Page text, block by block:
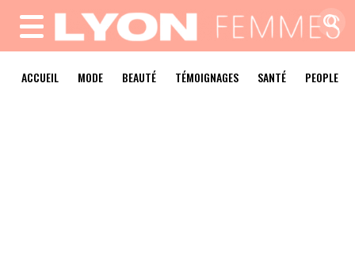
MENU
ACCUEIL MODE BEAUTÉ TÉMOIGNAGES SANTÉ PEOPLE